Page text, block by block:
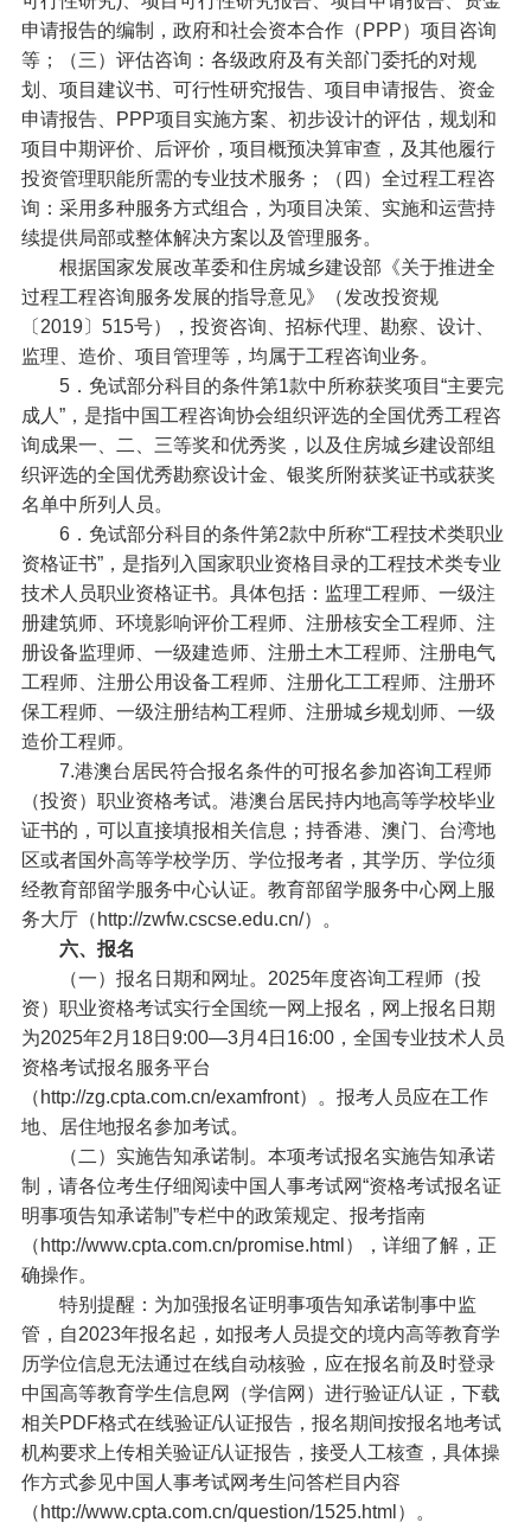
申请报告的编制，政府和社会资本合作（PPP）项目咨询
等；（三）评估咨询：各级政府及有关部门委托的对规
划、项目建议书、可行性研究报告、项目申请报告、资金
申请报告、PPP项目实施方案、初步设计的评估，规划和
项目中期评价、后评价，项目概预决算审查，及其他履行
投资管理职能所需的专业技术服务；（四）全过程工程咨
询：采用多种服务方式组合，为项目决策、实施和运营持
续提供局部或整体解决方案以及管理服务。
根据国家发展改革委和住房城乡建设部《关于推进全
过程工程咨询服务发展的指导意见》（发改投资规
〔2019〕515号），投资咨询、招标代理、勘察、设计、
监理、造价、项目管理等，均属于工程咨询业务。
5．免试部分科目的条件第1款中所称获奖项目“主要完
成人”，是指中国工程咨询协会组织评选的全国优秀工程咨
询成果一、二、三等奖和优秀奖，以及住房城乡建设部组
织评选的全国优秀勘察设计金、银奖所附获奖证书或获奖
名单中所列人员。
6．免试部分科目的条件第2款中所称“工程技术类职业
资格证书”，是指列入国家职业资格目录的工程技术类专业
技术人员职业资格证书。具体包括：监理工程师、一级注
册建筑师、环境影响评价工程师、注册核安全工程师、注
册设备监理师、一级建造师、注册土木工程师、注册电气
工程师、注册公用设备工程师、注册化工工程师、注册环
保工程师、一级注册结构工程师、注册城乡规划师、一级
造价工程师。
7.港澳台居民符合报名条件的可报名参加咨询工程师
（投资）职业资格考试。港澳台居民持内地高等学校毕业
证书的，可以直接填报相关信息；持香港、澳门、台湾地
区或者国外高等学校学历、学位报考者，其学历、学位须
经教育部留学服务中心认证。教育部留学服务中心网上服
务大厅（http://zwfw.cscse.edu.cn/）。
六、报名
（一）报名日期和网址。2025年度咨询工程师（投
资）职业资格考试实行全国统一网上报名，网上报名日期
为2025年2月18日9:00—3月4日16:00，全国专业技术人员
资格考试报名服务平台
（http://zg.cpta.com.cn/examfront）。报考人员应在工作
地、居住地报名参加考试。
（二）实施告知承诺制。本项考试报名实施告知承诺
制，请各位考生仔细阅读中国人事考试网“资格考试报名证
明事项告知承诺制”专栏中的政策规定、报考指南
（http://www.cpta.com.cn/promise.html），详细了解，正
确操作。
特别提醒：为加强报名证明事项告知承诺制事中监
管，自2023年报名起，如报考人员提交的境内高等教育学
历学位信息无法通过在线自动核验，应在报名前及时登录
中国高等教育学生信息网（学信网）进行验证/认证，下载
相关PDF格式在线验证/认证报告，报名期间按报名地考试
机构要求上传相关验证/认证报告，接受人工核查，具体操
作方式参见中国人事考试网考生问答栏目内容
（http://www.cpta.com.cn/question/1525.html）。